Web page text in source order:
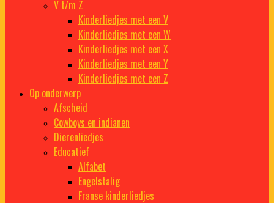
V t/m Z
Kinderliedjes met een V
Kinderliedjes met een W
Kinderliedjes met een X
Kinderliedjes met een Y
Kinderliedjes met een Z
Op onderwerp
Afscheid
Cowboys en indianen
Dierenliedjes
Educatief
Alfabet
Engelstalig
Franse kinderliedjes